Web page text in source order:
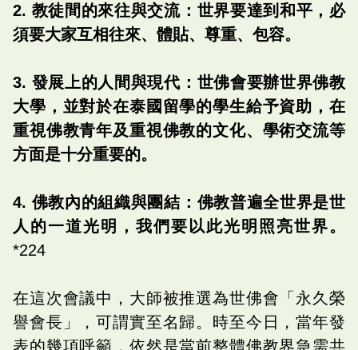
2. 教徒間的來往與交流：世界要達到和平，必
須要大家互相往來、體貼、尊重、包容。
3. 發展上的人間與現代：世佛會要辦世界佛教
大學，並對於在泰國留學的學生給予資助，在
重視佛教青年及重視佛教的文化、學術交流等
方面是十分重要的。
4. 佛教內的組織與團結：佛教普遍全世界是世
人的一道光明，我們要以此光明照亮世界。
*224
在這次會議中，大師被推選為世佛會「永久榮
譽會長」，可謂實至名歸。時至今日，當年發
表的幾項呼籲，依然是當前整體佛教界急需共